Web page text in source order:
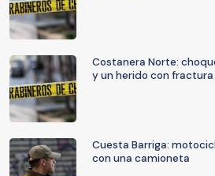
Costanera Norte:
y un herido con
Cuesta Barriga:
con una camioneta